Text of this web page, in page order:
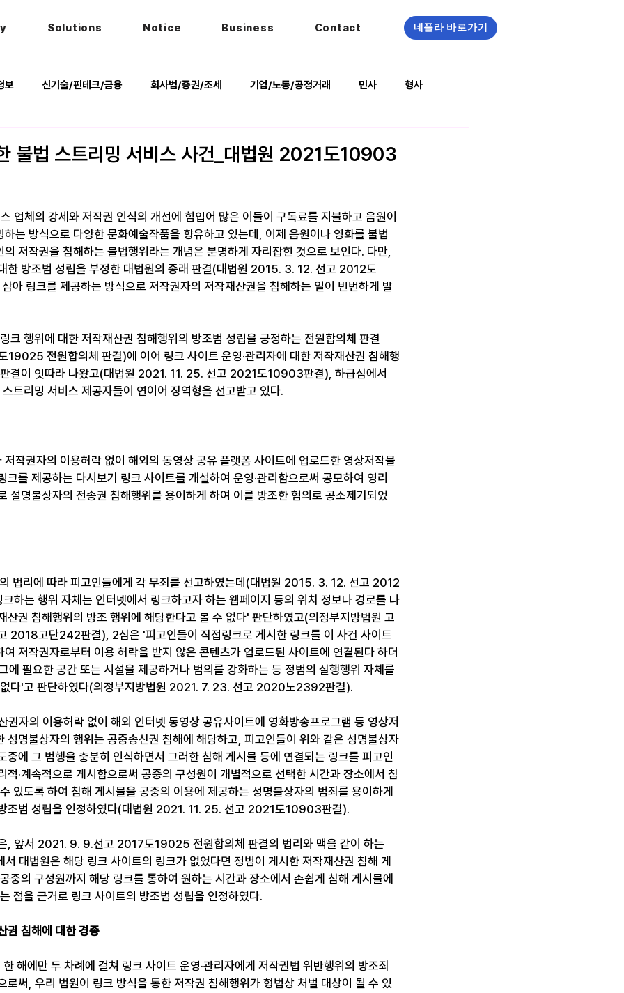
Solutions Notice Business Contact 네플라 바로가기
보 신기술/핀테크/금융 회사법/증권/조세 기업/노동/공정거래 민사 형사
불법 스트리밍 서비스 사건_대법원 2021도10903
업체의 강세와 저작권 인식의 개선에 힘입어 많은 이들이 구독료를 지불하고 음원이
하는 방식으로 다양한 문화예술작품을 향유하고 있는데, 이제 음원이나 영화를 불법
의 저작권을 침해하는 불법행위라는 개념은 분명하게 자리잡힌 것으로 보인다. 다만,
한 방조범 성립을 부정한 대법원의 종래 판결(대법원 2015. 3. 12. 선고 2012도
아 링크를 제공하는 방식으로 저작권자의 저작재산권을 침해하는 일이 빈번하게 발
크 행위에 대한 저작재산권 침해행위의 방조범 성립을 긍정하는 전원합의체 판결
전원합의체 판결)에 이어 링크 사이트 운영·관리자에 대한 저작재산권 침해행
결이 잇따라 나왔고(대법원 2021. 11. 25. 선고 2021도10903판결), 하급심에서
트리밍 서비스 제공자들이 연이어 징역형을 선고받고 있다.
작권자의 이용허락 없이 해외의 동영상 공유 플랫폼 사이트에 업로드한 영상저작물
크를 제공하는 다시보기 링크 사이트를 개설하여 운영·관리함으로써 공모하여 영리
설명불상자의 전송권 침해행위를 용이하게 하여 이를 방조한 혐의로 공소제기되었
법리에 따라 피고인들에게 각 무죄를 선고하였는데(대법원 2015. 3. 12. 선고 2012
하는 행위 자체는 인터넷에서 링크하고자 하는 웹페이지 등의 위치 정보나 경로를 나
산권 침해행위의 방조 행위에 해당한다고 볼 수 없다' 판단하였고(의정부지방법원 고
2018고단242판결), 2심은 '피고인들이 직접링크로 게시한 링크를 이 사건 사이트
저작권자로부터 이용 허락을 받지 않은 콘텐츠가 업로드된 사이트에 연결된다 하더
에 필요한 공간 또는 시설을 제공하거나 범의를 강화하는 등 정범의 실행행위 자체를
다'고 판단하였다(의정부지방법원 2021. 7. 23. 선고 2020노2392판결).
권자의 이용허락 없이 해외 인터넷 동영상 공유사이트에 영화방송프로그램 등 영상저
성명불상자의 행위는 공중송신권 침해에 해당하고, 피고인들이 위와 같은 성명불상자
중에 그 범행을 충분히 인식하면서 그러한 침해 게시물 등에 연결되는 링크를 피고인
적·계속적으로 게시함으로써 공중의 구성원이 개별적으로 선택한 시간과 장소에서 침
있도록 하여 침해 게시물을 공중의 이용에 제공하는 성명불상자의 범죄를 용이하게
조범 성립을 인정하였다(대법원 2021. 11. 25. 선고 2021도10903판결).
, 앞서 2021. 9. 9.선고 2017도19025 전원합의체 판결의 법리와 맥을 같이 하는
대법원은 해당 링크 사이트의 링크가 없었다면 정범이 게시한 저작재산권 침해 게
중의 구성원까지 해당 링크를 통하여 원하는 시간과 장소에서 손쉽게 침해 게시물에
점을 근거로 링크 사이트의 방조범 성립을 인정하였다.
권 침해에 대한 경종
해에만 두 차례에 걸쳐 링크 사이트 운영·관리자에게 저작권법 위반행위의 방조죄
로써, 우리 법원이 링크 방식을 통한 저작권 침해행위가 형법상 처벌 대상이 될 수 있